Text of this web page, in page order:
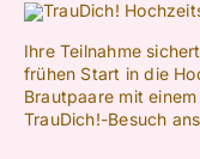
Ihre Teilnahme
frühen Start in die
Brautpaare mit
TrauDich!-Besuch